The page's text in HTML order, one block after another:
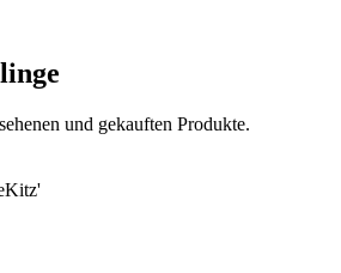
und gekauften Produkte.